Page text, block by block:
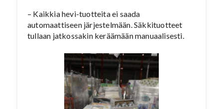
– Kaikkia hevi-tuotteita ei saada
automaattiseen järjestelmään. Säkkituotteet
tullaan jatkossakin keräämään manuaalisesti.